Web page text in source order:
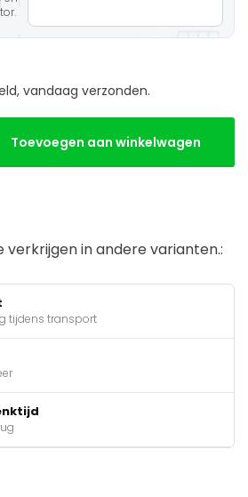
vandaag verzonden.
Toevoegen aan winkelwagen
verkrijgen in andere varianten.:
tijdens transport